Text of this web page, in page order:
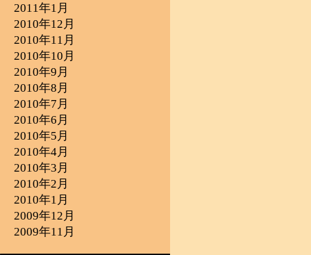
2011年1月
2010年12月
2010年11月
2010年10月
2010年9月
2010年8月
2010年7月
2010年6月
2010年5月
2010年4月
2010年3月
2010年2月
2010年1月
2009年12月
2009年11月